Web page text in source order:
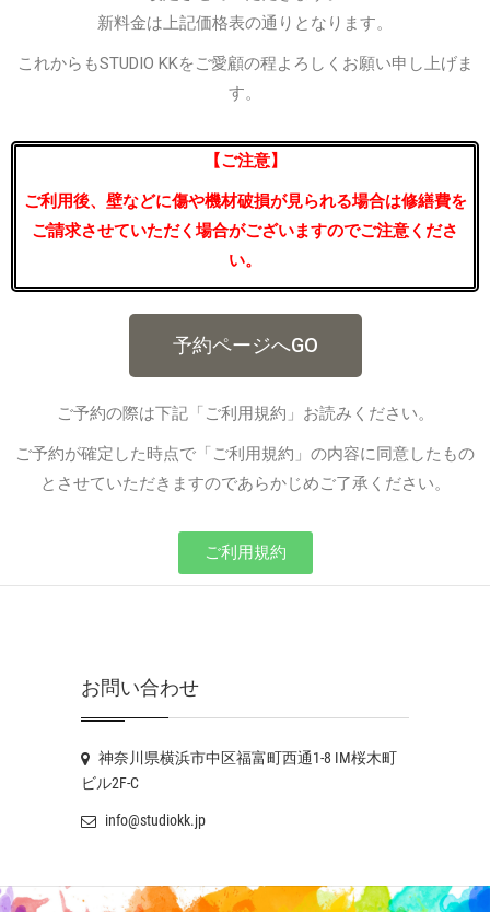
新料金は上記価格表の通りとなります。
これからもSTUDIO KKをご愛顧の程よろしくお願い申し上げま
す。
【ご注意】
ご利用後、壁などに傷や機材破損が見られる場合は修繕費を
ご請求させていただく場合がございますのでご注意くださ
い。
予約ページへGO
ご予約の際は下記「ご利用規約」お読みください。
ご予約が確定した時点で「ご利用規約」の内容に同意したもの
とさせていただきますのであらかじめご了承ください。
ご利用規約
お問い合わせ
神奈川県横浜市中区福富町西通1-8 IM桜木町
ビル2F-C
info@studiokk.jp